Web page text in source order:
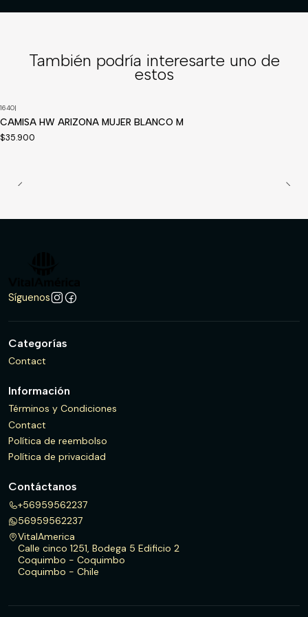
También podría interesarte uno de
estos
1640|
CAMISA HW ARIZONA MUJER BLANCO M
$35.900
Síguenos
Categorías
Contact
Información
Términos y Condiciones
Contact
Política de reembolso
Política de privacidad
Contáctanos
+56959562237
56959562237
VitalAmerica
Calle cinco 1251, Bodega 5 Edificio 2
Coquimbo - Coquimbo
Coquimbo - Chile